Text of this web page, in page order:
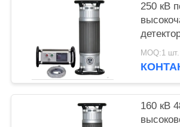
250 кВ
с
MOQ:1 шт.
160 кВ